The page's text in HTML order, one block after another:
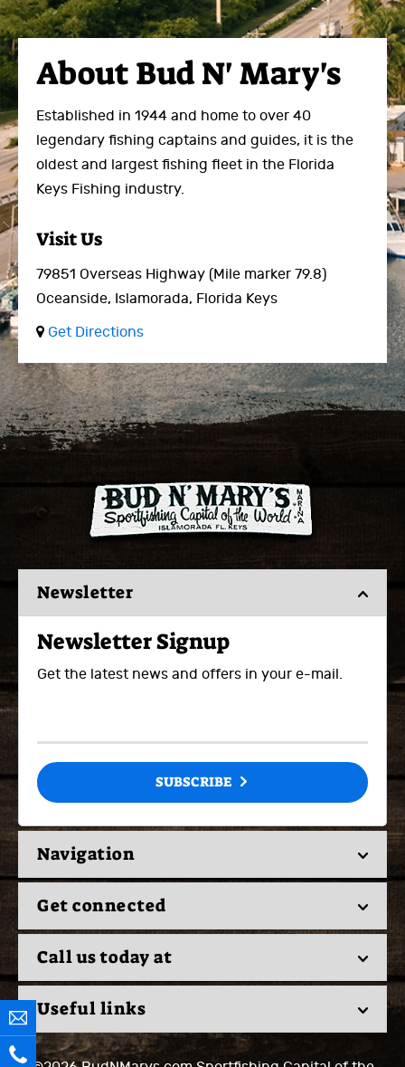
AboutBud N' Mary's
Established in 1944 and home to over 40
legendary fishing captains and guides, it is the
oldest and largest fishing fleet in the Florida
Keys Fishing industry.
Visit Us
79851 Overseas Highway (Mile marker 79.8)
Oceanside, Islamorada, Florida Keys
Get Directions
Newsletter
Newsletter Signup
Get the latest news and offers in your e-mail.
SUBSCRIBE
Navigation
Get connected
Call us today at
Useful links